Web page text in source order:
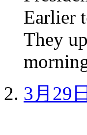
Earlier
They
3月29